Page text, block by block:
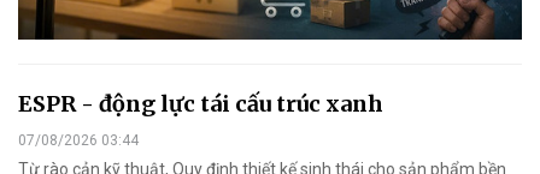
ESPR - động lực tái cấu trúc xanh
07/08/2026 03:44
Từ rào cản kỹ thuật, Quy định thiết kế sinh thái cho sản phẩm bền